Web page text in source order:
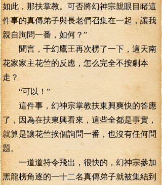
如此，那扶掌教。可否將幻神宗親眼目睹這
件事的真傳弟子與長老們召集在一起，讓我
親自詢問一番，如何？”
聞言，千幻鷹王再次楞了一下，這天南
花家家主花竺的反應，怎么完全不按劇本
走？
“可以！”
這件事，幻神宗掌教扶東興爽快的答應
了，因為在扶東興看來，這些全都是事實，
就算是讓花竺挨個詢問一番，也沒有任何問
題。
一道道符令飛出，很快的，幻神宗參加
黑龍榜角逐的一十二名真傳弟子就被集結到